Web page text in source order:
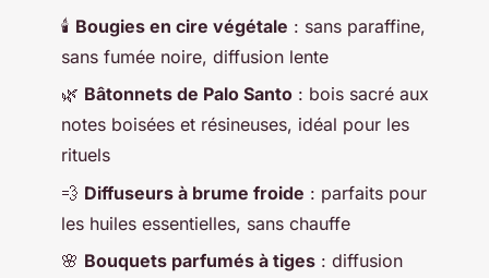
🕯️ Bougies en cire végétale : sans paraffine,
sans fumée noire, diffusion lente
🌿 Bâtonnets de Palo Santo : bois sacré aux
notes boisées et résineuses, idéal pour les
rituels
💨 Diffuseurs à brume froide : parfaits pour
les huiles essentielles, sans chauffe
🌸 Bouquets parfumés à tiges : diffusion